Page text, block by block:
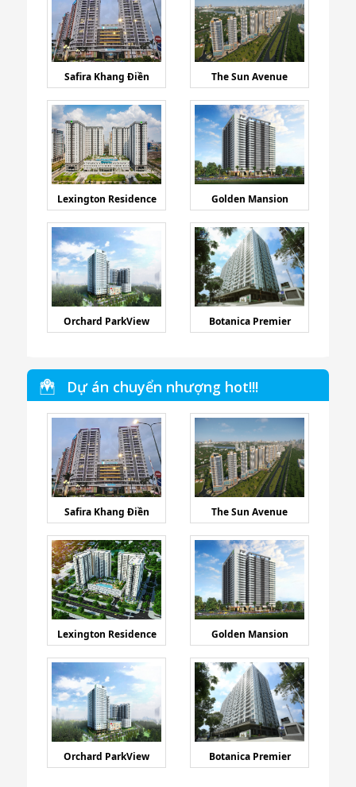
Safira Khang Điền The Sun Avenue
Lexington Residence Golden Mansion
Orchard ParkView Botanica Premier
Dự án chuyển nhượng hot!!!
Safira Khang Điền The Sun Avenue
Lexington Residence Golden Mansion
Orchard ParkView Botanica Premier